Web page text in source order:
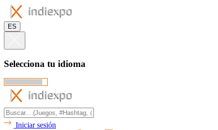
ES
Selecciona tu idioma
Iniciar sesión